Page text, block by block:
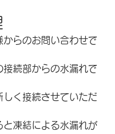
からのお問い合わせで
接続部からの水漏れで
しく接続させていただ
と凍結による水漏れが